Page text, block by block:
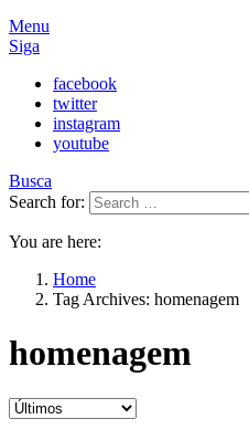
Menu
Siga
facebook
twitter
instagram
youtube
Busca
Search for:
You are here:
Home
Tag Archives: homenagem
homenagem